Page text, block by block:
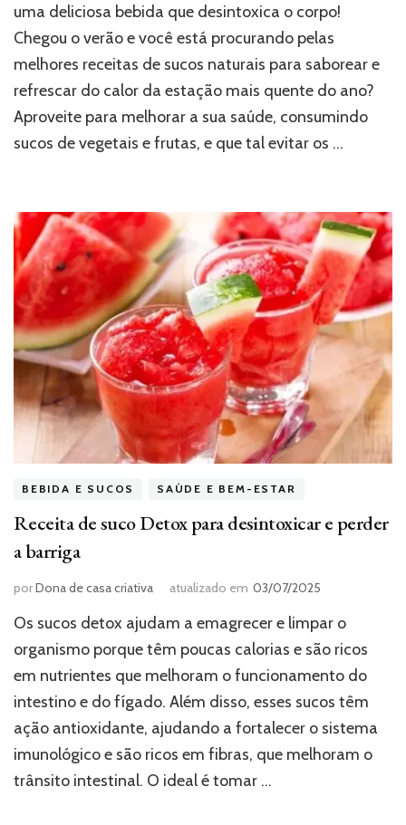
uma deliciosa bebida que desintoxica o corpo!
Chegou o verão e você está procurando pelas
melhores receitas de sucos naturais para saborear e
refrescar do calor da estação mais quente do ano?
Aproveite para melhorar a sua saúde, consumindo
sucos de vegetais e frutas, e que tal evitar os …
BEBIDA E SUCOS SAÚDE E BEM-ESTAR
Receita de suco Detox para desintoxicar e perder
a barriga
porDona de casa criativa atualizado em 03/07/2025
Os sucos detox ajudam a emagrecer e limpar o
organismo porque têm poucas calorias e são ricos
em nutrientes que melhoram o funcionamento do
intestino e do fígado. Além disso, esses sucos têm
ação antioxidante, ajudando a fortalecer o sistema
imunológico e são ricos em fibras, que melhoram o
trânsito intestinal. O ideal é tomar …